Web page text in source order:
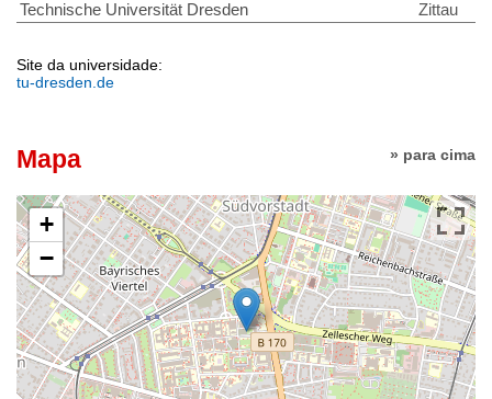
Technische Universität Dresden
Zittau
Site da universidade:
tu-dresden.de
» para cima
Mapa
+
−